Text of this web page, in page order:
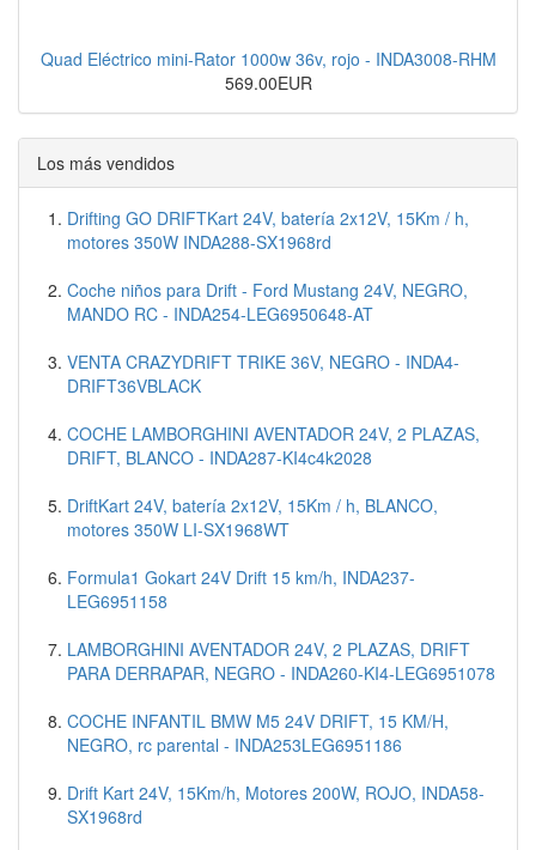
Quad Eléctrico mini-Rator 1000w 36v, rojo - INDA3008-RHM
569.00EUR
Los más vendidos
Drifting GO DRIFTKart 24V, batería 2x12V, 15Km / h,
motores 350W INDA288-SX1968rd
Coche niños para Drift - Ford Mustang 24V, NEGRO,
MANDO RC - INDA254-LEG6950648-AT
VENTA CRAZYDRIFT TRIKE 36V, NEGRO - INDA4-
DRIFT36VBLACK
COCHE LAMBORGHINI AVENTADOR 24V, 2 PLAZAS,
DRIFT, BLANCO - INDA287-KI4c4k2028
DriftKart 24V, batería 2x12V, 15Km / h, BLANCO,
motores 350W LI-SX1968WT
Formula1 Gokart 24V Drift 15 km/h, INDA237-
LEG6951158
LAMBORGHINI AVENTADOR 24V, 2 PLAZAS, DRIFT
PARA DERRAPAR, NEGRO - INDA260-KI4-LEG6951078
COCHE INFANTIL BMW M5 24V DRIFT, 15 KM/H,
NEGRO, rc parental - INDA253LEG6951186
Drift Kart 24V, 15Km/h, Motores 200W, ROJO, INDA58-
SX1968rd